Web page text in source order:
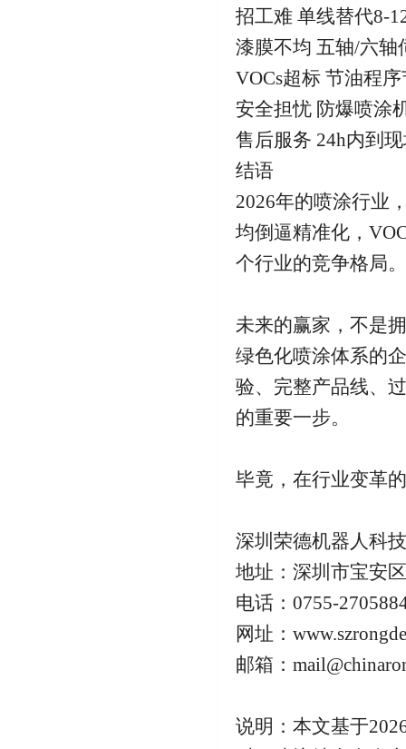
招工难 单线替代8-
漆膜不均 五轴/六轴
VOCs超标 节油程
安全担忧 防爆喷涂
售后服务 24h内到
结语
2026年的喷涂行业
均倒逼精准化，
个行业的竞争格局。
未来的赢家，不是
绿色化喷涂体系的
验、完整产品线、
的重要一步。
毕竟，在行业变革
深圳荣德机器人科
地址：深圳市宝安
电话：0755-
网址：
邮箱：
说明：本文基于